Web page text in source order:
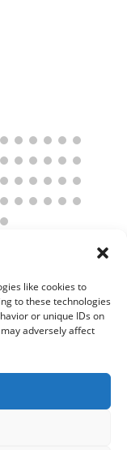
like cookies to
to these technologies
or unique IDs on
adversely affect
All rights